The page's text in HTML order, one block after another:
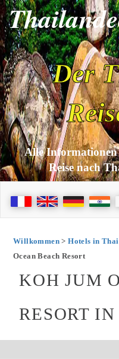
Der
Alle
Reise nach
Willkommen>Hotels in
Ocean Beach Resort
KOH JUM
RESORT